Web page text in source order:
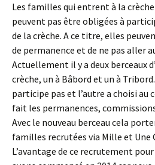
Les familles qui entrent à la
peuvent pas être obligées à
de la crèche. A ce titre, elles
de permanence et de ne pas aller
Actuellement il y a deux berceaux
crèche, un à Bâbord et un à
participe pas et l’autre a choisi
fait les permanences,
Avec le nouveau berceau cela
familles recrutées via Mille et Une
L’avantage de ce recrutement